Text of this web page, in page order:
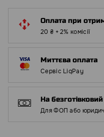
Оплата при
20 ₴ + 2% комісії
Миттєва оплата
Сервіс LiqPay
На
Для ФОП або